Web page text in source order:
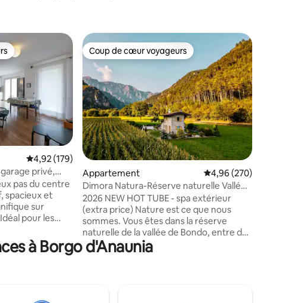
commentaires : 4,91 sur 5
Évaluation moyenne sur la base de 179 commentaires : 4,92 sur 5
4,92 (179)
privé,
pas du centre
spacieux et
sur
pour les
à pied ou
bus.
privé
Coup de cœur voyageurs
Coup de cœur voyageurs
Appartement Évaluation moyenne
4,96 (270)
Dimora Natura-Réserve naturelle Vallée
de Bondo
2026 NEW HOT TUBE - spa extérieur
(extra price) Nature est ce que nous
sommes. Vous êtes dans la réserve
naturelle de la vallée de Bondo, entre de
vastes prairies et des forêts verdoyantes
qui dominent le lac de Garde. Loin de la
à Borgo d'Anaunia